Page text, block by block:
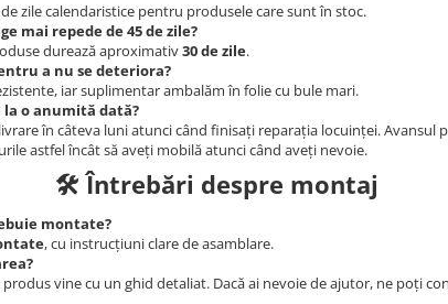
zile calendaristice pentru produsele care sunt în stoc.
mai repede de 45 de zile?
durează aproximativ30 de zile.
a nu se deteriora?
iar suplimentar ambalăm în folie cu bule mari.
la o anumită dată?
în câteva luni atunci când finisați reparația locuinței. Avansul
astfel încât să aveți mobilă atunci când aveți nevoie.
🛠️ Întrebări despre montaj
montate?
, cu instrucțiuni clare de asamblare.
vine cu un ghid detaliat. Dacă ai nevoie de ajutor, ne poți